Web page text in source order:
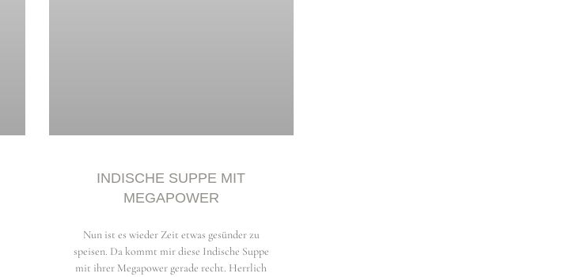
INDISCHE SUPPE MIT
MEGAPOWER
Nun ist es wieder Zeit etwas gesünder zu
speisen. Da kommt mir diese Indische Suppe
mit ihrer Megapower gerade recht. Herrlich